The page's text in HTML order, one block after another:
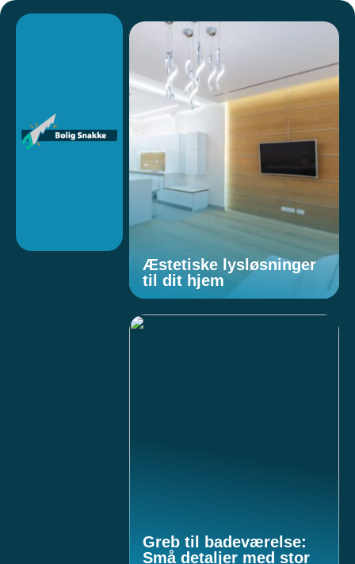
Æstetiske lysløsninger
til dit hjem
Greb til badeværelse:
Små detaljer med stor